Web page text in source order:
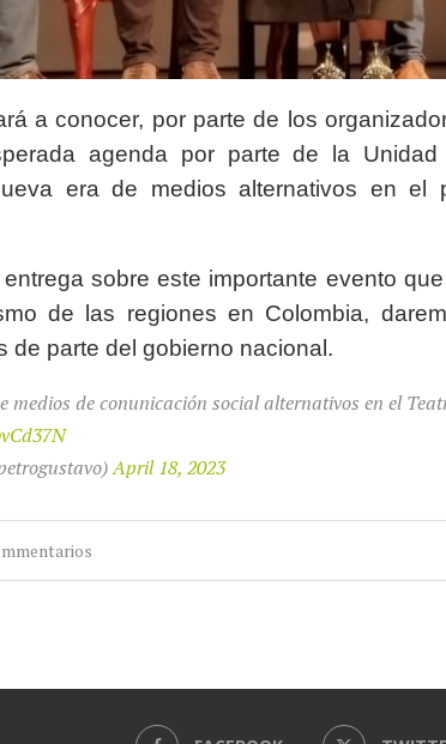
a conocer, por parte de los
agenda por parte de la
era de medios alternativos en
sobre este importante evento
de las regiones en Colombia,
de parte del gobierno nacional.
medios de conunicación social alternativos en el
April 18, 2023